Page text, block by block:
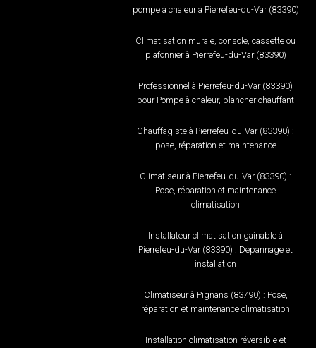
pompe à chaleur à Pierrefeu-du-Var (83390)
Climatisation murale, console, cassette ou
plafonnier à Pierrefeu-du-Var (83390)
Professionnel à Pierrefeu-du-Var (83390)
pour Pompe à chaleur, plancher chauffant
Chauffagiste à Pierrefeu-du-Var (83390) :
pose, réparation et maintenance
Climatiseur à Pierrefeu-du-Var (83390) :
Pose, réparation et maintenance
climatisation
Installateur climatisation gainable à
Pierrefeu-du-Var (83390) : Dépannage et
installation
Climatiseur à Pignans (83790) : Pose,
réparation et maintenance climatisation
Installation climatisation réversible et